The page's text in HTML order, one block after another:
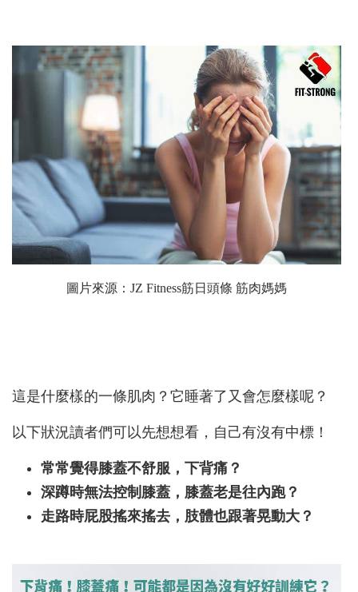
圖片來源：JZ Fitness筋日頭條 筋肉媽媽
這是什麼樣的一條肌肉？它睡著了又會怎麼樣呢？
以下狀況讀者們可以先想想看，自己有沒有中標！
常常覺得膝蓋不舒服，下背痛？
深蹲時無法控制膝蓋，膝蓋老是往內跑？
走路時屁股搖來搖去，肢體也跟著晃動大？